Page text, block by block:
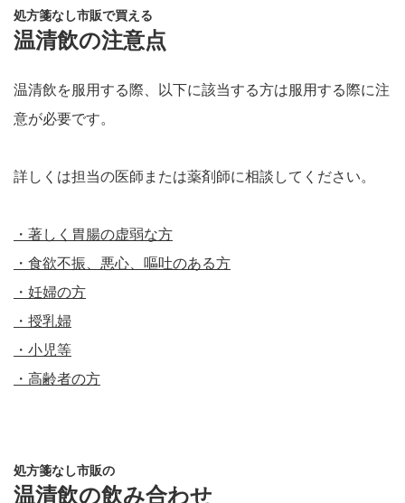
処方箋なし市販で買える
温清飲の注意点
温清飲を服用する際、以下に該当する方は服用する際に注
意が必要です。
詳しくは担当の医師または薬剤師に相談してください。
・著しく胃腸の虚弱な方
・食欲不振、悪心、嘔吐のある方
・妊婦の方
・授乳婦
・小児等
・高齢者の方
処方箋なし市販の
温清飲の飲み合わせ